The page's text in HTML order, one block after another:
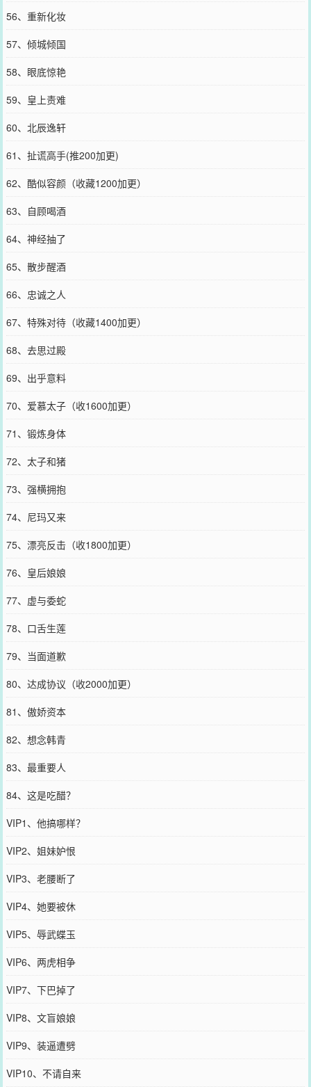
56、重新化妆
57、倾城倾国
58、眼底惊艳
59、皇上责难
60、北辰逸轩
61、扯谎高手(推200加更)
62、酷似容颜（收藏1200加更）
63、自顾喝酒
64、神经抽了
65、散步醒酒
66、忠诚之人
67、特殊对待（收藏1400加更）
68、去思过殿
69、出乎意料
70、爱慕太子（收1600加更）
71、锻炼身体
72、太子和猪
73、强横拥抱
74、尼玛又来
75、漂亮反击（收1800加更）
76、皇后娘娘
77、虚与委蛇
78、口舌生莲
79、当面道歉
80、达成协议（收2000加更）
81、傲娇资本
82、想念韩青
83、最重要人
84、这是吃醋？
VIP1、他搞哪样？
VIP2、姐妹妒恨
VIP3、老腰断了
VIP4、她要被休
VIP5、辱武蝶玉
VIP6、两虎相争
VIP7、下巴掉了
VIP8、文盲娘娘
VIP9、装逼遭劈
VIP10、不请自来